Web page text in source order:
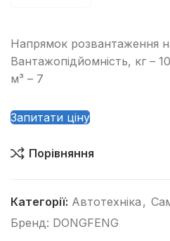
Напрямок розвантаження
Вантажопідйомність, кг –
м³ – 7
Запитати ціну
Порівняння
Категорії: Автотехніка ,
Бренд: DONGFENG